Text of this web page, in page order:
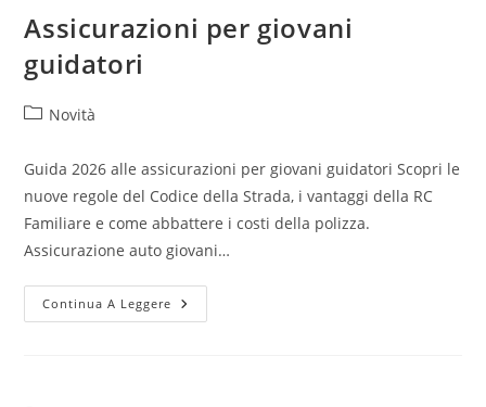
Assicurazioni per giovani
guidatori
Novità
Guida 2026 alle assicurazioni per giovani guidatori Scopri le
nuove regole del Codice della Strada, i vantaggi della RC
Familiare e come abbattere i costi della polizza.
Assicurazione auto giovani…
Continua A Leggere